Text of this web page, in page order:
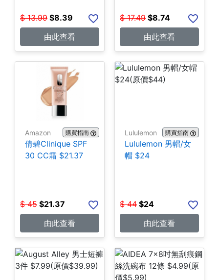
$ 13.99 $8.39
由此查看
$ 17.49 $8.74
由此查看
Amazon 購買指南
倩碧Clinique SPF
30 CC霜 $21.37
$ 45 $21.37
由此查看
Lululemon 購買指南
Lululemon 男帽/女
帽 $24
$ 44 $24
由此查看